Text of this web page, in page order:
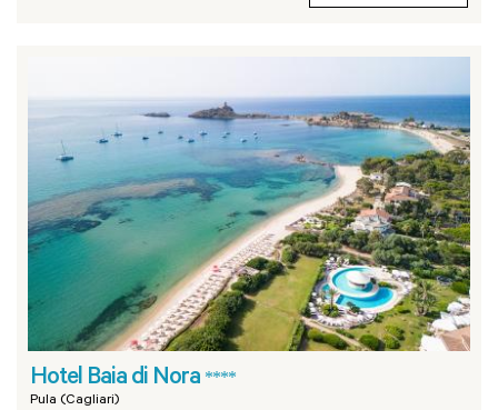
Hotel Baia di Nora ****
Pula (Cagliari)